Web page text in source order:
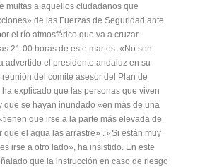
multas a aquellos ciudadanos que
de las Fuerzas de Seguridad ante
el río atmosférico que va a cruzar
21.00 horas de este martes. «No son
advertido el presidente andaluz en su
del comité asesor del Plan de
explicado que las personas que viven
que se hayan inundado «en más de una
que irse a la parte más elevada de
que el agua las arrastre» . «Si están muy
irse a otro lado», ha insistido. En este
que la instrucción en caso de riesgo